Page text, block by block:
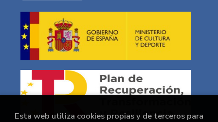
Esta web utiliza cookies propias y de terceros para